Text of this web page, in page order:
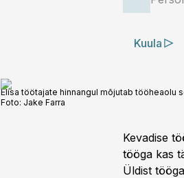
Kuula
Elisa töötajate hinnangul mõjutab tööheaolu
Foto: Jake Farra
Kevadise
tööga kas
Üldist